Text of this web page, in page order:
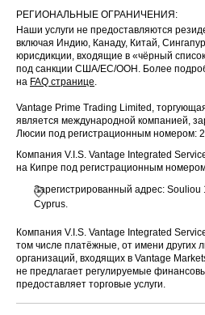
РЕГИОНАЛЬНЫЕ ОГРАНИЧЕНИЯ:
Наши услуги не предоставляются
включая Индию, Канаду, Китай,
юрисдикции, входящие в «чёрный
под санкции США/ЕС/ООН. Более
на FAQ странице.
Vantage Prime Trading Limited,
является международной компанией,
Люсии под регистрационным номером:
Компания V.I.S. Vantage Integrated
на Кипре под регистрационным
Зарегистрированный адрес:
Cyprus.
Компания V.I.S. Vantage Integrated
том числе платёжные, от имени других
организаций, входящих в Vantage
не предлагает регулируемые
предоставляет торговые услуги.